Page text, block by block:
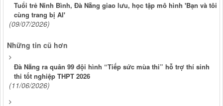
Tuổi trẻ Ninh Bình, Đà Nẵng giao lưu, học tập mô hình 'Bạn và tôi
cùng trang bị AI'
(09/07/2026)
Những tin cũ hơn
Đà Nẵng ra quân 99 đội hình “Tiếp sức mùa thi” hỗ trợ thí sinh
thi tốt nghiệp THPT 2026
(11/06/2026)